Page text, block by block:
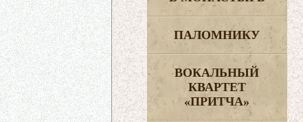
ПАЛОМНИКУ
ВОКАЛЬНЫЙ
КВАРТЕТ
«ПРИТЧА»